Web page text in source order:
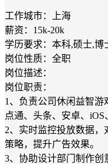
工作城市：上海
薪资：15k-20k
学历要求：本科,硕士,博
岗位性质：全职
岗位描述：
岗位职责：
1、负责公司休闲益智
点通、头条、安卓、iOS
2、实时监控投放数据
策略，提升广告效果。
3、协助设计部门制作创